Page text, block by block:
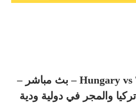
لايف أونلاين مباشر:Hungary vs Turkey – بث مباشر –
والمجر في دولية ودية